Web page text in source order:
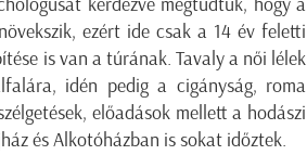
ezért ide csak a 14 év feletti
is van a túrának. Tavaly a női lélek
idén pedig a cigányság, roma
előadások mellett a hodászi
és Alkotóházban is sokat időztek.